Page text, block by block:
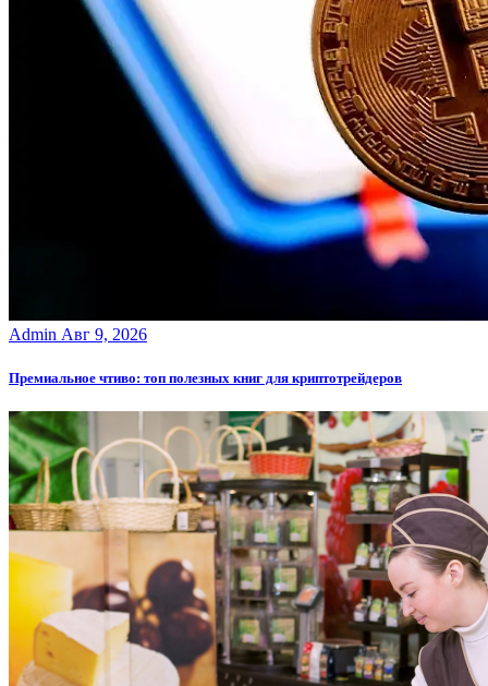
Admin Авг 9, 2026
Премиальное чтиво: топ полезных книг для криптотрейдеров